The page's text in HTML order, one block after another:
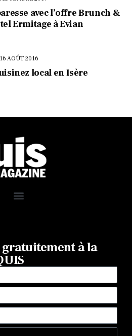
avec l’offre Brunch &
Ermitage à Evian
16 AOÛT 2016
local en Isère
à la